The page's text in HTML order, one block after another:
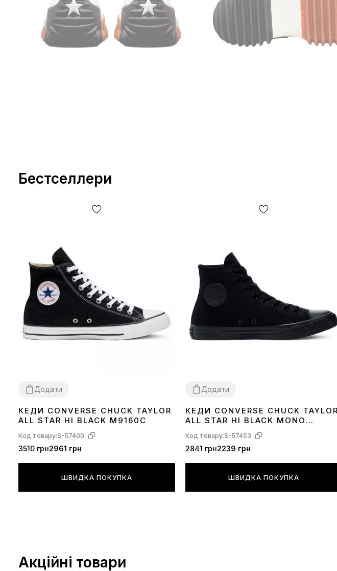
Бестселлери
Додати
36373839 40 41424344
КЕДИ CONVERSE CHUCK TAYLOR
ALL STAR HI BLACK M9160C
Код товару:S-57400
3510 грн2961 грн
ШВИДКА ПОКУПКА
Додати
36373839 40 41424344
КЕДИ CONVERSE CHUCK TAYLOR
ALL STAR HI BLACK MONO
Код товару:S-57453
2841 грн2239 грн
ШВИДКА ПОКУПКА
Акційні товари